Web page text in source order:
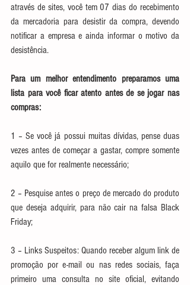
através de sites, você tem 07 dias do recebimento
da mercadoria para desistir da compra, devendo
notificar a empresa e ainda informar o motivo da
desistência.
Para um melhor entendimento preparamos uma
lista para você ficar atento antes de se jogar nas
compras:
1 – Se você já possui muitas dívidas, pense duas
vezes antes de começar a gastar, compre somente
aquilo que for realmente necessário;
2 – Pesquise antes o preço de mercado do produto
que deseja adquirir, para não cair na falsa Black
Friday;
3 – Links Suspeitos: Quando receber algum link de
promoção por e-mail ou nas redes sociais, faça
primeiro uma consulta no site oficial, evitando